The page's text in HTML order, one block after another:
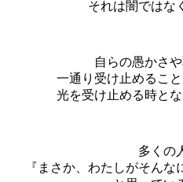
それは闇ではな
自らの愚かさ
一通り受け止めるこ
光を受け止める時と
多くの
『まさか、わたしがそんな